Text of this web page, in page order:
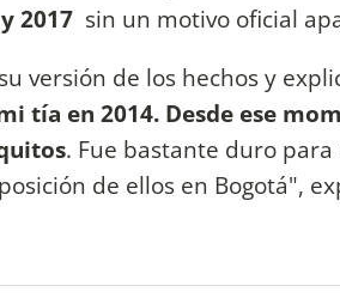
2017 sin un motivo oficial
versión de los hechos y
tía en 2014. Desde ese
. Fue bastante duro para
de ellos en Bogotá",